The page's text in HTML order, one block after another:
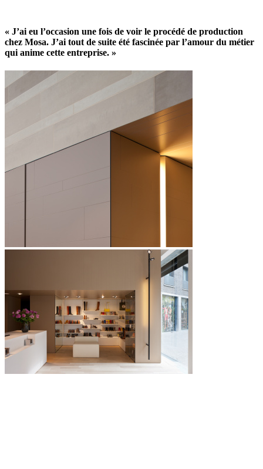
« J’ai eu l’occasion une fois de voir le procédé de production
chez Mosa. J’ai tout de suite été fascinée par l’amour du métier
qui anime cette entreprise. »